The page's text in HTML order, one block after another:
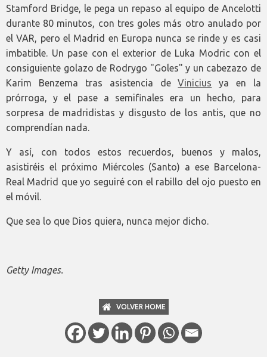
Stamford Bridge, le pega un repaso al equipo de Ancelotti
durante 80 minutos, con tres goles más otro anulado por
el VAR, pero el Madrid en Europa nunca se rinde y es casi
imbatible. Un pase con el exterior de Luka Modric con el
consiguiente golazo de Rodrygo "Goles" y un cabezazo de
Karim Benzema tras asistencia deVinicius ya en la
prórroga, y el pase a semifinales era un hecho, para
sorpresa de madridistas y disgusto de los antis, que no
comprendían nada.
Y así, con todos estos recuerdos, buenos y malos,
asistiréis el próximo Miércoles (Santo) a ese Barcelona-
Real Madrid que yo seguiré con el rabillo del ojo puesto en
el móvil.
Que sea lo que Dios quiera, nunca mejor dicho.
Getty Images.
VOLVER HOME